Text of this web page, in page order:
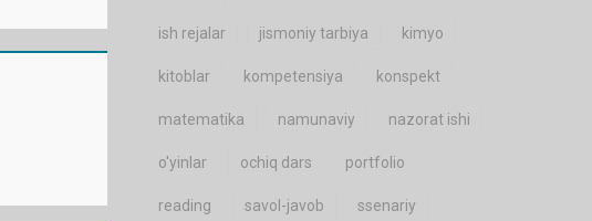
ish rejalar jismoniy tarbiya kimyo
kitoblar kompetensiya konspekt
matematika namunaviy nazorat ishi
o'yinlar ochiq dars portfolio
reading savol-javob ssenariy